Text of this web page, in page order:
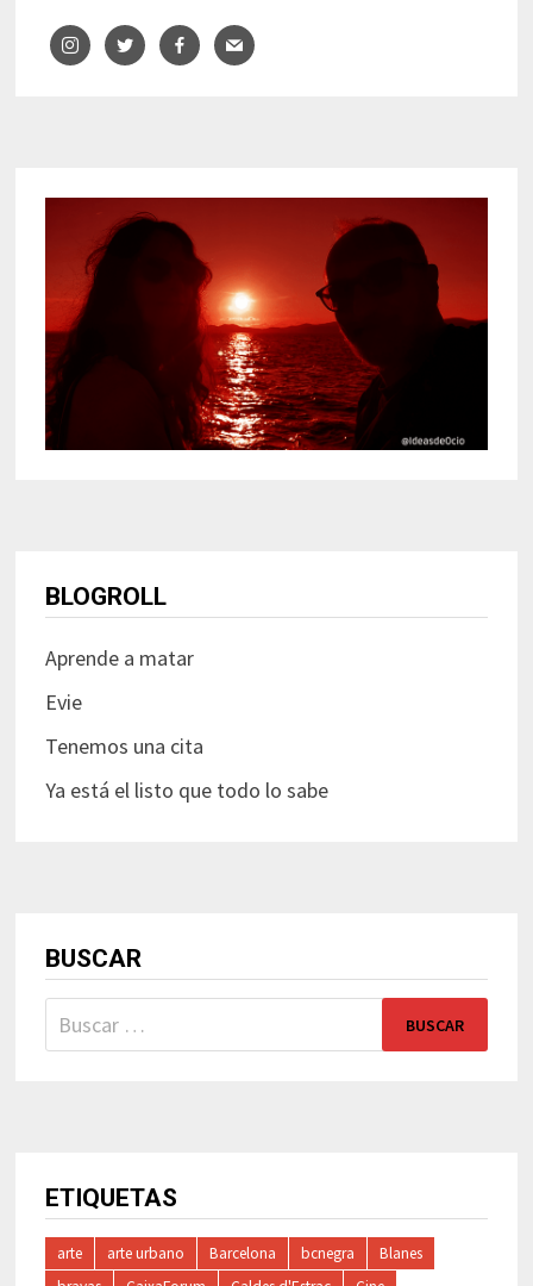
BLOGROLL
Aprende a matar
Evie
Tenemos una cita
Ya está el listo que todo lo sabe
BUSCAR
Buscar:
ETIQUETAS
arte arte urbano Barcelona bcnegra
Blanes